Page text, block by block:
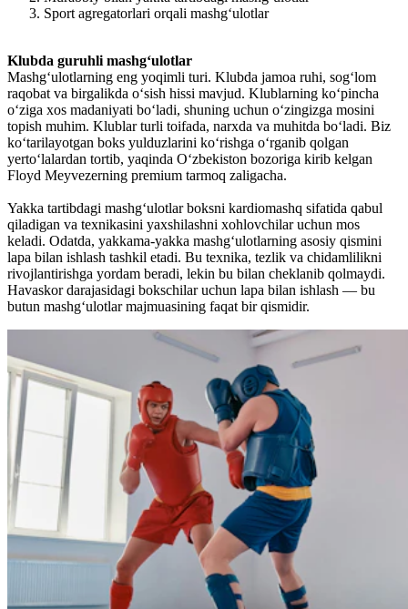
Sport agregatorlari orqali mashg‘ulotlar
Klubda guruhli mashg‘ulotlar
Mashg‘ulotlarning eng yoqimli turi. Klubda jamoa ruhi, sog‘lom
raqobat va birgalikda o‘sish hissi mavjud. Klublarning ko‘pincha
o‘ziga xos madaniyati bo‘ladi, shuning uchun o‘zingizga mosini
topish muhim. Klublar turli toifada, narxda va muhitda bo‘ladi. Biz
ko‘tarilayotgan boks yulduzlarini ko‘rishga o‘rganib qolgan
yerto‘lalardan tortib, yaqinda O‘zbekiston bozoriga kirib kelgan
Floyd Meyvezerning premium tarmoq zaligacha.
Yakka tartibdagi mashg‘ulotlar boksni kardiomashq sifatida qabul
qiladigan va texnikasini yaxshilashni xohlovchilar uchun mos
keladi. Odatda, yakkama-yakka mashg‘ulotlarning asosiy qismini
lapa bilan ishlash tashkil etadi. Bu texnika, tezlik va chidamlilikni
rivojlantirishga yordam beradi, lekin bu bilan cheklanib qolmaydi.
Havaskor darajasidagi bokschilar uchun lapa bilan ishlash — bu
butun mashg‘ulotlar majmuasining faqat bir qismidir.